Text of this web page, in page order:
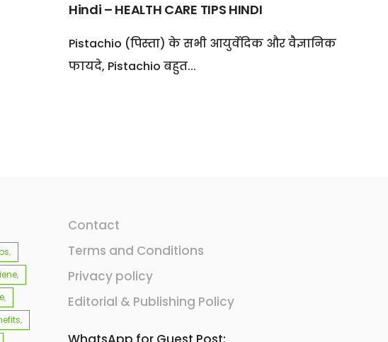
Hindi – HEALTH CARE TIPS HINDI
Pistachio (पिस्ता) के सभी आयुर्वेदिक और वैज्ञानिक
फायदे, Pistachio बहुत...
Contact
Terms and Conditions
Privacy policy
Editorial & Publishing Policy